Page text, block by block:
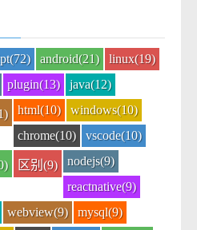
android(21)
linux(19)
plugin(13) java(12)
html(10)
windows(10)
chrome(10)
vscode(10)
区别(9)
nodejs(9)
reactnative(9)
webview(9)
mysql(9)